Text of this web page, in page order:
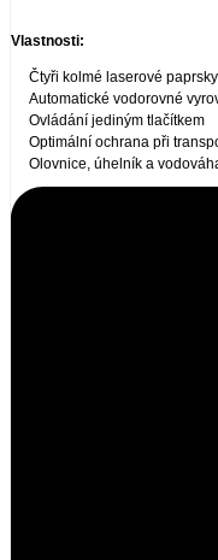
Vlastnosti:
Čtyři kolmé laserové
Automatické vodorovné
Ovládání jediným tlačítkem
Optimální ochrana při
Olovnice, úhelník a